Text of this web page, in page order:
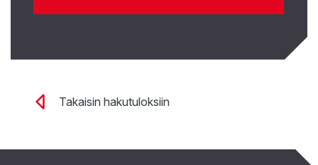
Takaisin hakutuloksiin